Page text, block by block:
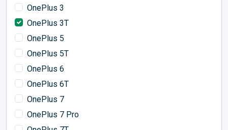
OnePlus 3
OnePlus 3T
OnePlus 5
OnePlus 5T
OnePlus 6
OnePlus 6T
OnePlus 7
OnePlus 7 Pro